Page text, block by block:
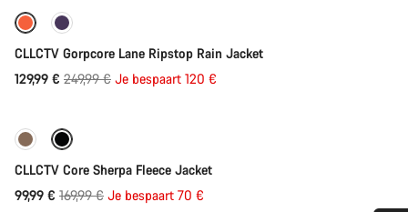
-48%
CLLCTV Gorpcore Lane Ripstop Rain Jacket
129,99 € Originele
249,99 € Je bespaart 120 €
-41%
Direct toevoegen
CLLCTV Core Sherpa Fleece Jacket
99,99 € Originele
169,99 € Je bespaart 70 €
Direct toevoegen